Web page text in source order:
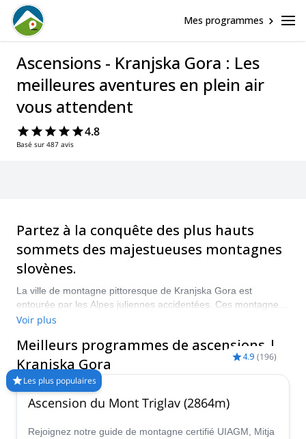
Mes programmes
Ascensions - Kranjska Gora : Les
meilleures aventures en plein air
vous attendent
4.8
Basé sur 487 avis
Partez à la conquête des plus hauts
sommets des majestueuses montagnes
slovènes.
La ville de montagne pittoresque de Kranjska Gora est
entourée par les Alpes juliennes accidentées. Ces montagnes
sans fin offrent d'excellentes voies d'escalade accessibles à
mont Triglav, le plus haut sommet du pays et grande icône
nationale. Visitez la région pendant les mois les plus chauds,
entre juin et octobre, pour bénéficier de conditions idéales pour
l'escalade.
Voir plus
Meilleurs programmes de ascensions |
Kranjska Gora
Les plus populaires
4.9 (196)
Ascension du Mont Triglav (2864m)
Rejoignez notre guide de montagne certifié UIAGM, Mitja